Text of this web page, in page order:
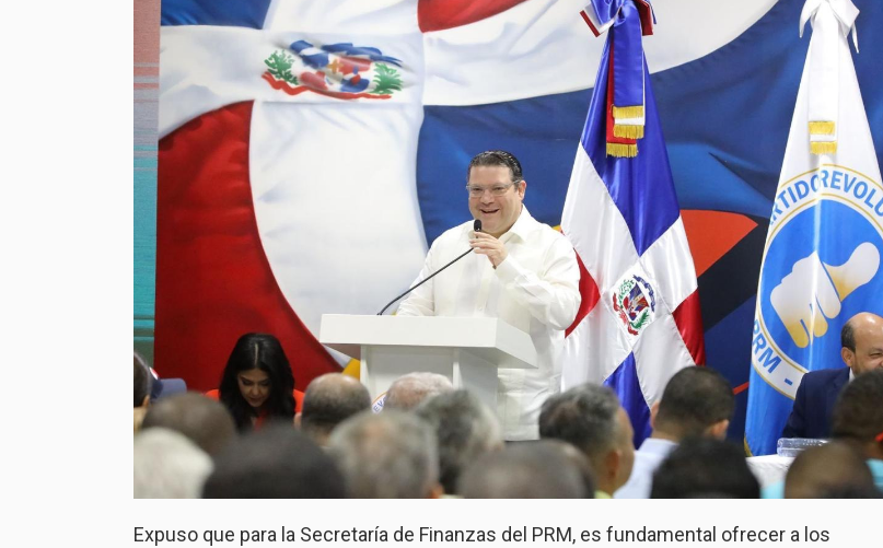
Expuso que para la Secretaría de Finanzas del PRM, es fundamental ofrecer a los